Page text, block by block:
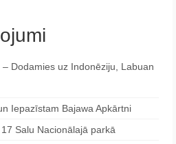
Dodamies uz Indonēziju, Labuan
Iepazīstam Bajawa Apkārtni
Salu Nacionālajā parkā